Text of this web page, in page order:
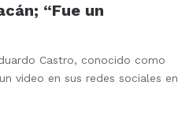
“Fue un
Castro, conocido como
video en sus redes sociales en